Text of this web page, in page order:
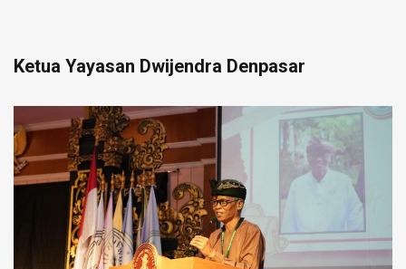
Ketua Yayasan Dwijendra Denpasar